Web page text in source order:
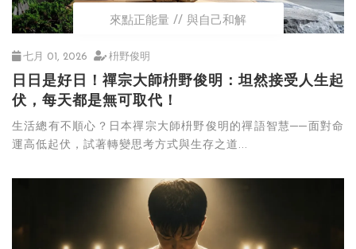
來點正能量 與自己和解
七月 01, 2026 枡野俊明
日日是好日！禪宗大師枡野俊明：坦然接受人生起
伏，每天都是無可取代！
生活總有不順心？日本禪宗大師枡野俊明的禪語智慧──面對命
運高低起伏，試著轉變思考方式與生存之道...